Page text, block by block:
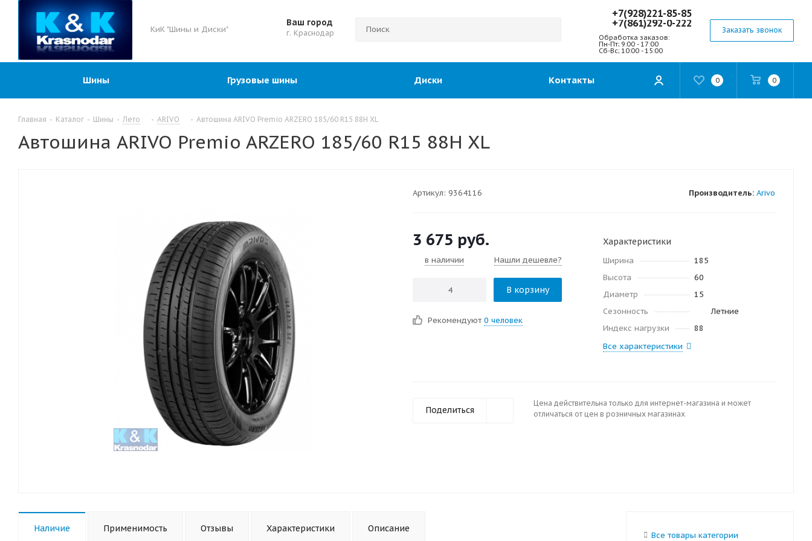
КиК "Шины и Диски"
Ваш город
г. Краснодар
+7(928)221-85-85
+7(861)292-0-222
Обработка заказов:
Пн-Пт; 9:00 - 17:00
Сб-Вс; 10:00 - 15:00
Заказать звонок
0 0
Шины Грузовые шины Диски Контакты
Главная - Каталог - Шины - Лето - ARIVO - Автошина ARIVO Premio ARZERO 185/60 R15 88H XL
Автошина ARIVO Premio ARZERO 185/60 R15 88H XL
Артикул: 9364116 Производитель: Arivo
3 675 руб.
в наличии Нашли дешевле?
В корзину
Рекомендуют 0 человек
Характеристики
Ширина
185
Высота
60
Диаметр
15
Сезонность
Летние
Индекс нагрузки
88
Все характеристики
Поделиться
Цена действительна только для интернет-магазина и может
отличаться от цен в розничных магазинах
Наличие Применимость Отзывы Характеристики Описание
Все товары категории